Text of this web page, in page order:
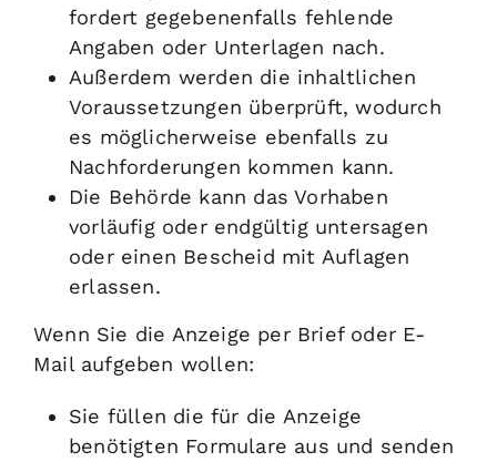
fordert gegebenenfalls fehlende
Angaben oder Unterlagen nach.
Außerdem werden die inhaltlichen
Voraussetzungen überprüft, wodurch
es möglicherweise ebenfalls zu
Nachforderungen kommen kann.
Die Behörde kann das Vorhaben
vorläufig oder endgültig untersagen
oder einen Bescheid mit Auflagen
erlassen.
Wenn Sie die Anzeige per Brief oder E-
Mail aufgeben wollen:
Sie füllen die für die Anzeige
benötigten Formulare aus und senden